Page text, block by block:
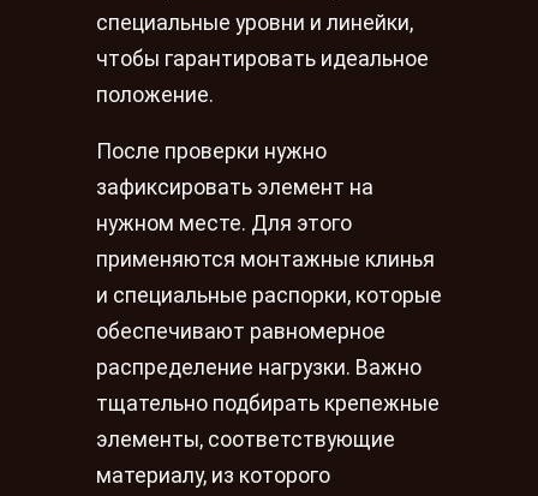
специальные уровни и линейки,
чтобы гарантировать идеальное
положение.
После проверки нужно
зафиксировать элемент на
нужном месте. Для этого
применяются монтажные клинья
и специальные распорки, которые
обеспечивают равномерное
распределение нагрузки. Важно
тщательно подбирать крепежные
элементы, соответствующие
материалу, из которого